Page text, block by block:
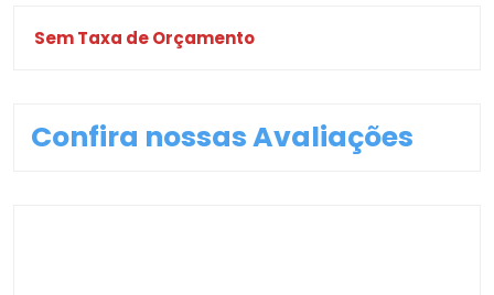
Sem Taxa de Orçamento
Confira nossas Avaliações